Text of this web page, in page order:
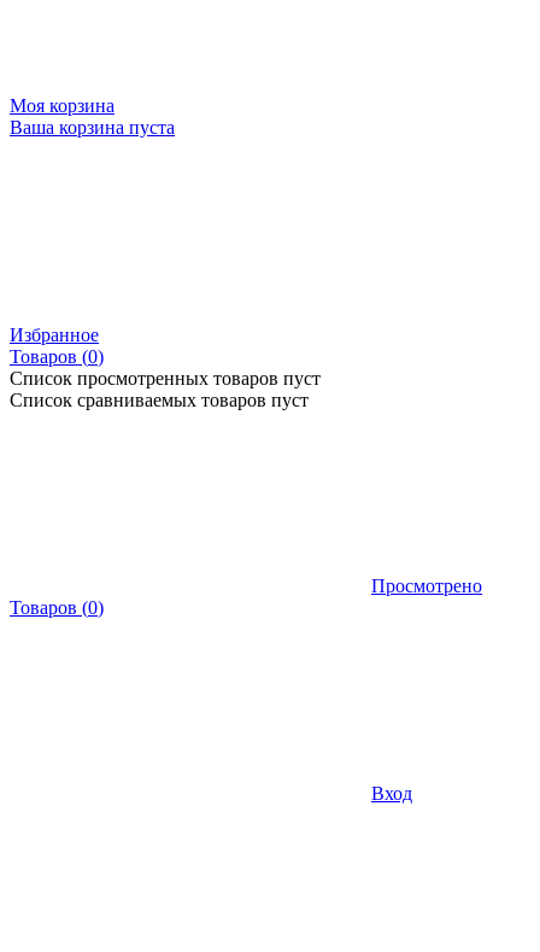
Моя корзина
Ваша корзина пуста
Избранное
Товаров (0)
Список просмотренных товаров пуст
Список сравниваемых товаров пуст
Просмотрено
Товаров (0)
Вход